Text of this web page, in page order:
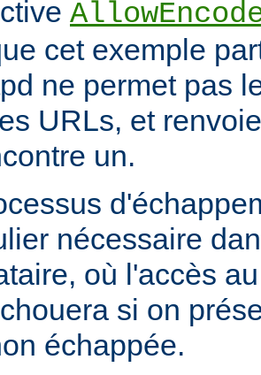
cet exemple
ne permet pas
URLs, et
un.
nécessaire
où l'accès
si on
échappée.